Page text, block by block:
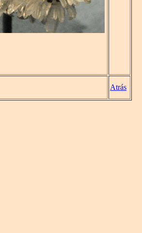
Atrás